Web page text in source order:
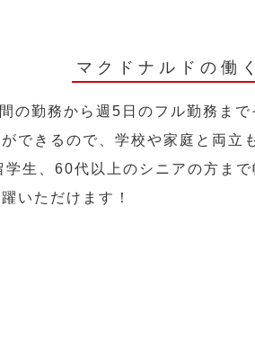
マクドナルドの働
の勤務から週5日のフル勤務ま
できるので、学校や家庭と両立
生、60代以上のシニアの方まで
いただけます！